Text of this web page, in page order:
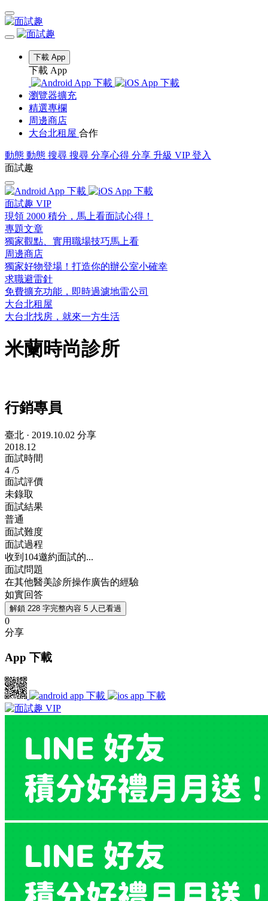
下載 App
下載 App
瀏覽器擴充
精選專欄
周邊商店
大台北租屋 合作
動態 動態 搜尋 搜尋 分享心得 分享 升級 VIP 登入
面試趣
面試趣 VIP
現領 2000 積分，馬上看面試心得！
專題文章
獨家觀點、實用職場技巧馬上看
周邊商店
獨家好物登場！打造你的辦公室小確幸
求職避雷針
免費擴充功能，即時過濾地雷公司
大台北租屋
大台北找房，就來一方生活
米蘭時尚診所
行銷專員
臺北 · 2019.10.02 分享
2018.12
面試時間
4 /5
面試評價
未錄取
面試結果
普通
面試難度
面試過程
收到104邀約面試的...
面試問題
在其他醫美診所操作廣告的經驗
如實回答
解鎖 228 字完整內容 5 人已看過
0
分享
App 下載